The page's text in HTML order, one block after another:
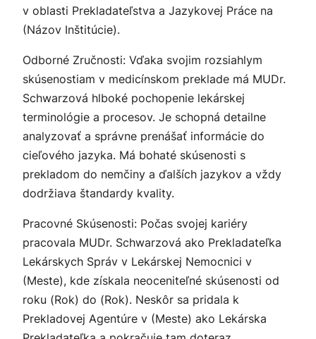
v oblasti Prekladateľstva a Jazykovej Práce na
(Názov Inštitúcie).
Odborné Zručnosti: Vďaka svojim rozsiahlym
skúsenostiam v medicínskom preklade má MUDr.
Schwarzová hlboké pochopenie lekárskej
terminológie a procesov. Je schopná detailne
analyzovať a správne prenášať informácie do
cieľového jazyka. Má bohaté skúsenosti s
prekladom do nemčiny a ďalších jazykov a vždy
dodržiava štandardy kvality.
Pracovné Skúsenosti: Počas svojej kariéry
pracovala MUDr. Schwarzová ako Prekladateľka
Lekárskych Správ v Lekárskej Nemocnici v
(Meste), kde získala neoceniteľné skúsenosti od
roku (Rok) do (Rok). Neskôr sa pridala k
Prekladovej Agentúre v (Meste) ako Lekárska